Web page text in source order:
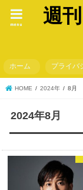
週
menu
ホーム プライバ
HOME 2024年 8月
2024年8月